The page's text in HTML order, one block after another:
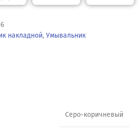
накладной, Умывальник
Серо-коричневый